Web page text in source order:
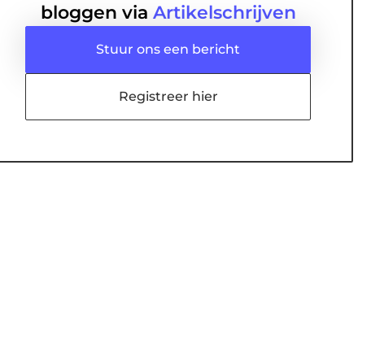
bloggen via Artikelschrijven
Stuur ons een bericht
Registreer hier